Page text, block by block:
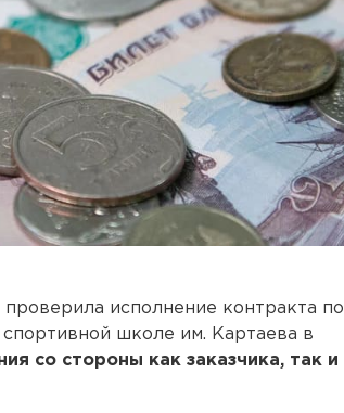
исполнение контракта по
школе им. Картаева в
со стороны как заказчика, так и